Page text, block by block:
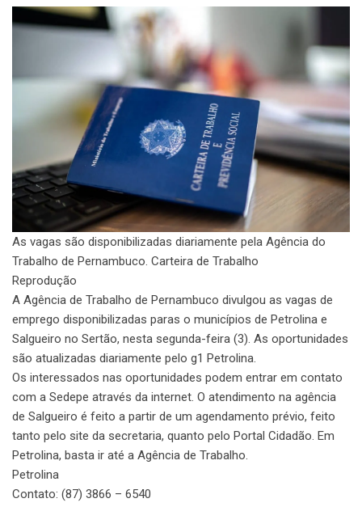
As vagas são disponibilizadas diariamente pela Agência do
Trabalho de Pernambuco. Carteira de Trabalho
Reprodução
A Agência de Trabalho de Pernambuco divulgou as vagas de
emprego disponibilizadas paras o municípios de Petrolina e
Salgueiro no Sertão, nesta segunda-feira (3). As oportunidades
são atualizadas diariamente pelo g1 Petrolina.
Os interessados nas oportunidades podem entrar em contato
com a Sedepe através da internet. O atendimento na agência
de Salgueiro é feito a partir de um agendamento prévio, feito
tanto pelo site da secretaria, quanto pelo Portal Cidadão. Em
Petrolina, basta ir até a Agência de Trabalho.
Petrolina
Contato: (87) 3866 – 6540